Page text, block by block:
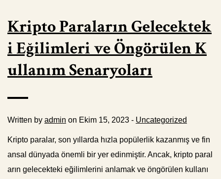
Kripto Paraların Gelecektek
i Eğilimleri ve Öngörülen K
ullanım Senaryoları
Written by admin on Ekim 15, 2023 - Uncategorized
Kripto paralar, son yıllarda hızla popülerlik kazanmış ve fin
ansal dünyada önemli bir yer edinmiştir. Ancak, kripto paral
arın gelecekteki eğilimlerini anlamak ve öngörülen kullanı